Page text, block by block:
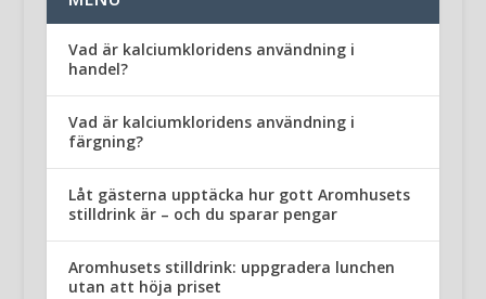
Vad är kalciumkloridens användning i
handel?
Vad är kalciumkloridens användning i
färgning?
Låt gästerna upptäcka hur gott Aromhusets
stilldrink är – och du sparar pengar
Aromhusets stilldrink: uppgradera lunchen
utan att höja priset